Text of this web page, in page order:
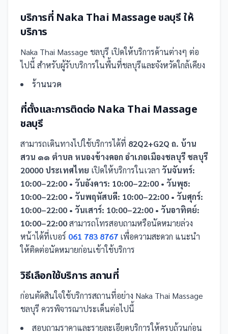
บริการที่ Naka Thai Massage ชลบุรี ให้
บริการ
Naka Thai Massage ชลบุรี เปิดให้บริการด้านต่างๆ ต่อ
ไปนี้ สำหรับผู้รับบริการในพื้นที่ชลบุรีและจังหวัดใกล้เคียง
ร้านนวด
ที่ตั้งและการติดต่อ Naka Thai Massage
ชลบุรี
สามารถเดินทางไปใช้บริการได้ที่ 82Q2+G2Q ถ. บ้าน
สวน ๑๑ ตำบล หนองข้างคอก อำเภอเมืองชลบุรี ชลบุรี
20000 ประเทศไทย เปิดให้บริการในเวลา วันจันทร์:
10:00–22:00 • วันอังคาร: 10:00–22:00 • วันพุธ:
10:00–22:00 • วันพฤหัสบดี: 10:00–22:00 • วันศุกร์:
10:00–22:00 • วันเสาร์: 10:00–22:00 • วันอาทิตย์:
10:00–22:00สามารถโทรสอบถามหรือนัดหมายล่วง
หน้าได้ที่เบอร์ 061 783 8767 เพื่อความสะดวก แนะนำ
ให้ติดต่อนัดหมายก่อนเข้าใช้บริการ
วิธีเลือกใช้บริการ สถานที่
ก่อนตัดสินใจใช้บริการสถานที่อย่าง Naka Thai Massage
ชลบุรี ควรพิจารณาประเด็นต่อไปนี้
สอบถามราคาและรายละเอียดบริการให้ครบถ้วนก่อน